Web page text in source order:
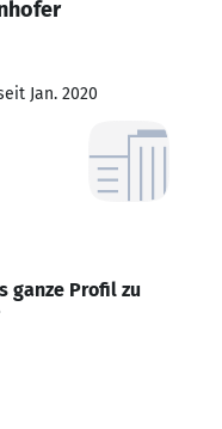
Jan. 2020
ganze Profil zu